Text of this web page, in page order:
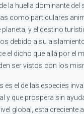
huella dominante
como particulares
y el destino
debido a su
el dicho que allá por
ser vistos con los
el de las especies
que prospera sin
global, esta